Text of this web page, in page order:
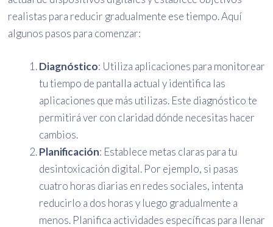
realistas para reducir gradualmente ese tiempo. Aquí
algunos pasos para comenzar:
Diagnóstico: Utiliza aplicaciones para monitorear
tu tiempo de pantalla actual y identifica las
aplicaciones que más utilizas. Este diagnóstico te
permitirá ver con claridad dónde necesitas hacer
cambios.
Planificación: Establece metas claras para tu
desintoxicación digital. Por ejemplo, si pasas
cuatro horas diarias en redes sociales, intenta
reducirlo a dos horas y luego gradualmente a
menos. Planifica actividades específicas para llenar